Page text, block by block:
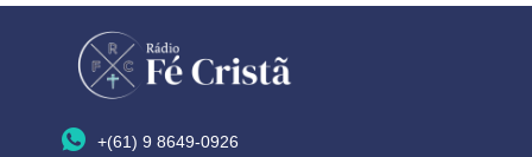
+(61) 9 8649-0926